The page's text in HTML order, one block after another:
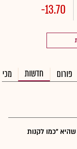
-13.70
פורום חדשות
"כמו לקנות